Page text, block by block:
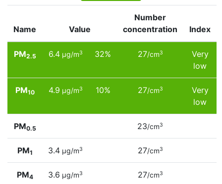
Name Value
Number
concentration
Index
PM2.5 6.4µg/m3 32% 27/cm3
Very
low
PM10 4.9 µg/m3 10% 27/cm3
Very
low
PM0.5 23/cm3
PM1 3.4 µg/m3 27/cm3
PM4 3.6 µg/m3 27/cm3